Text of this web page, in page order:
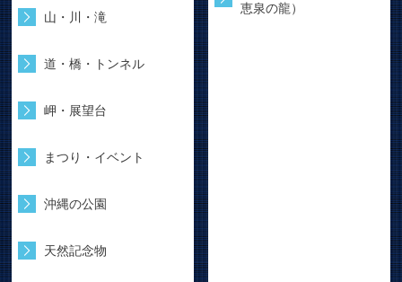
山・川・滝
道・橋・トンネル
岬・展望台
まつり・イベント
沖縄の公園
天然記念物
恵泉の龍）